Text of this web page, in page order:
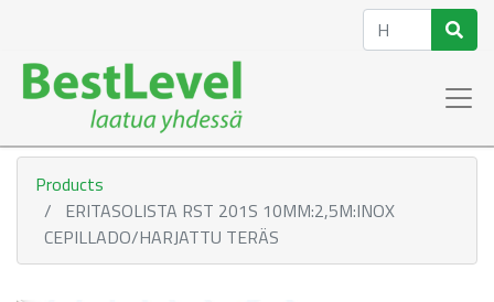
Products
ERITASOLISTA RST 201S 10MM:2,5M:INOX
CEPILLADO/HARJATTU TERÄS